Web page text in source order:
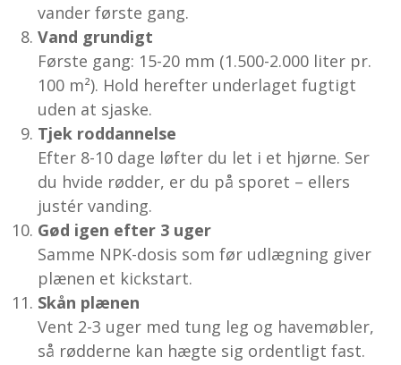
vander første gang.
Vand grundigt
Første gang: 15-20 mm (1.500-2.000 liter pr.
100 m²). Hold herefter underlaget fugtigt
uden at sjaske.
Tjek roddannelse
Efter 8-10 dage løfter du let i et hjørne. Ser
du hvide rødder, er du på sporet – ellers
justér vanding.
Gød igen efter 3 uger
Samme NPK-dosis som før udlægning giver
plænen et kickstart.
Skån plænen
Vent 2-3 uger med tung leg og havemøbler,
så rødderne kan hægte sig ordentligt fast.